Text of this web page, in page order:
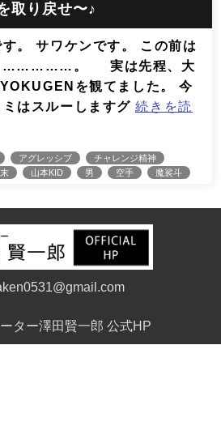
取り戻せ〜♪
。 サワケンです。 この前は
……………。 実は先程、大
を観てました。 今
ミはスルーしますグ続きを読
アグレッシブ
チャレンジ精神
山本KID 男 空手 魔裟斗
ター澤田賢一郎 公式HP